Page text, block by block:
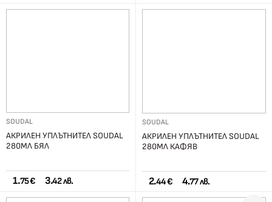
SOUDAL
АКРИЛЕН УПЛЪТНИТЕЛ SOUDAL
280МЛ БЯЛ
1.75 € 3.42 лв.
SOUDAL
АКРИЛЕН УПЛЪТНИТЕЛ SOUDAL
280МЛ КАФЯВ
2.44 € 4.77 лв.